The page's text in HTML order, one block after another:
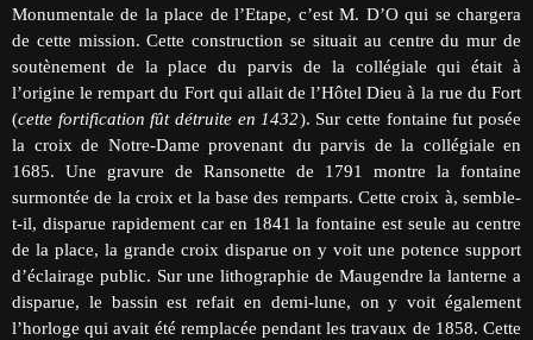
Monumentale de la place de l’Etape, c’est M. D’O qui se chargera
de cette mission. Cette construction se situait au centre du mur de
soutènement de la place du parvis de la collégiale qui était à
l’origine le rempart du Fort qui allait de l’Hôtel Dieu à la rue du Fort
(cette fortification fût détruite en 1432). Sur cette fontaine fut posée
la croix de Notre-Dame provenant du parvis de la collégiale en
1685. Une gravure de Ransonette de 1791 montre la fontaine
surmontée de la croix et la base des remparts. Cette croix à, semble-
t-il, disparue rapidement car en 1841 la fontaine est seule au centre
de la place, la grande croix disparue on y voit une potence support
d’éclairage public. Sur une lithographie de Maugendre la lanterne a
disparue, le bassin est refait en demi-lune, on y voit également
l’horloge qui avait été remplacée pendant les travaux de 1858. Cette